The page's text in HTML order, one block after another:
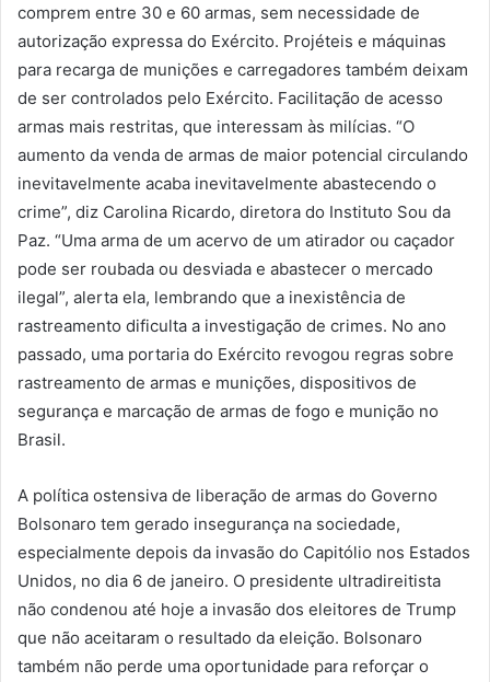
comprem entre 30 e 60 armas, sem necessidade de
autorização expressa do Exército. Projéteis e máquinas
para recarga de munições e carregadores também deixam
de ser controlados pelo Exército. Facilitação de acesso
armas mais restritas, que interessam às milícias. “O
aumento da venda de armas de maior potencial circulando
inevitavelmente acaba inevitavelmente abastecendo o
crime”, diz Carolina Ricardo, diretora do Instituto Sou da
Paz. “Uma arma de um acervo de um atirador ou caçador
pode ser roubada ou desviada e abastecer o mercado
ilegal”, alerta ela, lembrando que a inexistência de
rastreamento dificulta a investigação de crimes. No ano
passado, uma portaria do Exército revogou regras sobre
rastreamento de armas e munições, dispositivos de
segurança e marcação de armas de fogo e munição no
Brasil.
A política ostensiva de liberação de armas do Governo
Bolsonaro tem gerado insegurança na sociedade,
especialmente depois da invasão do Capitólio nos Estados
Unidos, no dia 6 de janeiro. O presidente ultradireitista
não condenou até hoje a invasão dos eleitores de Trump
que não aceitaram o resultado da eleição. Bolsonaro
também não perde uma oportunidade para reforçar o